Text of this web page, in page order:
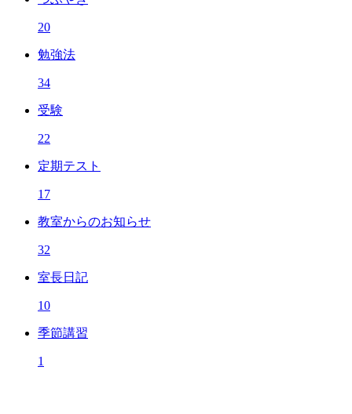
20
勉強法
34
受験
22
定期テスト
17
教室からのお知らせ
32
室長日記
10
季節講習
1